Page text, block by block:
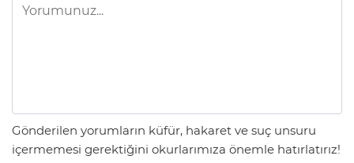
Gönderilen yorumların küfür, hakaret ve suç unsuru
içermemesi gerektiğini okurlarımıza önemle hatırlatırız!